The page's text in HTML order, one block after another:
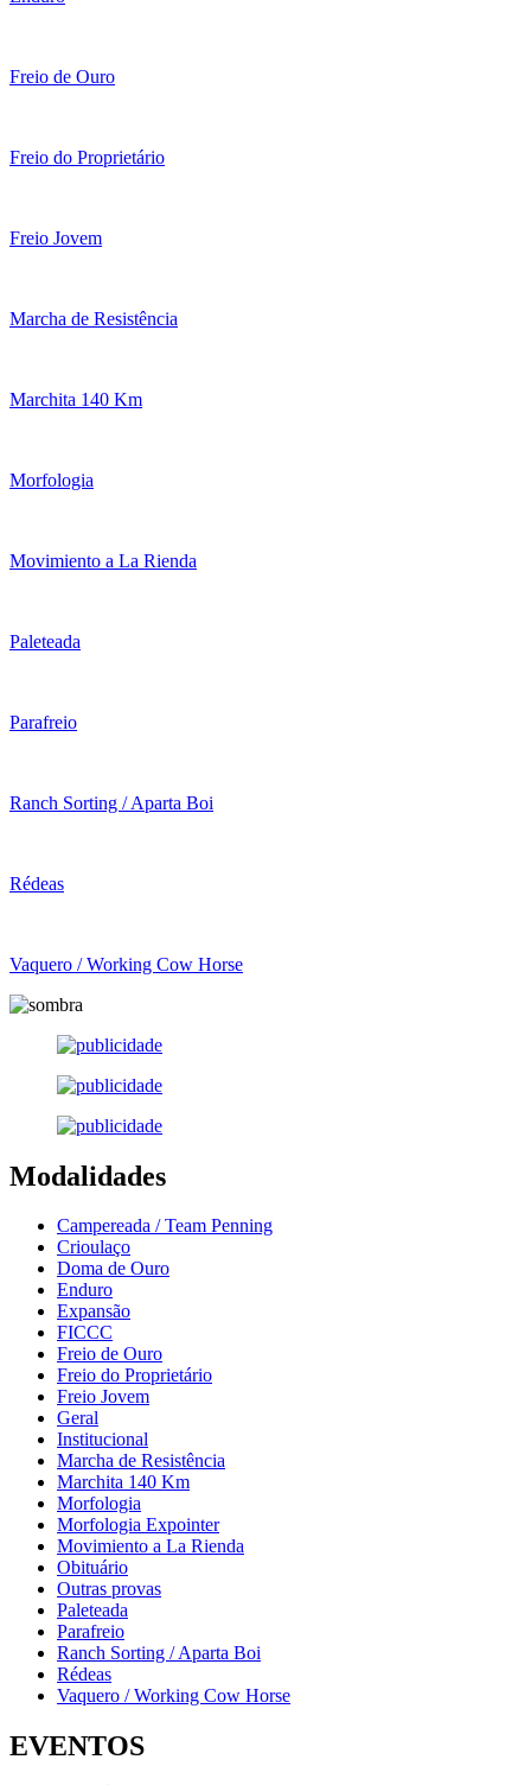
Freio de Ouro
Freio do Proprietário
Freio Jovem
Marcha de Resistência
Marchita 140 Km
Morfologia
Movimiento a La Rienda
Paleteada
Parafreio
Ranch Sorting / Aparta Boi
Rédeas
Vaquero / Working Cow Horse
Modalidades
Campereada / Team Penning
Crioulaço
Doma de Ouro
Enduro
Expansão
FICCC
Freio de Ouro
Freio do Proprietário
Freio Jovem
Geral
Institucional
Marcha de Resistência
Marchita 140 Km
Morfologia
Morfologia Expointer
Movimiento a La Rienda
Obituário
Outras provas
Paleteada
Parafreio
Ranch Sorting / Aparta Boi
Rédeas
Vaquero / Working Cow Horse
EVENTOS